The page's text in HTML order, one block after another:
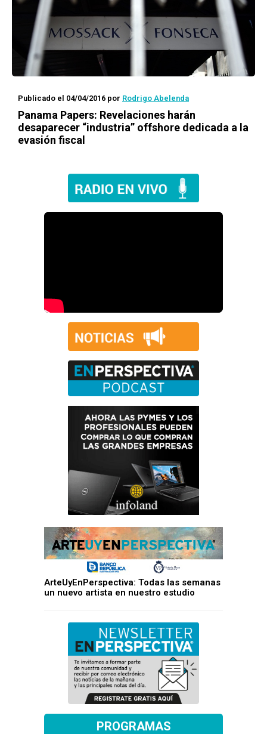
Publicado el 04/04/2016 por Rodrigo Abelenda
Panama Papers: Revelaciones harán
desaparecer “industria” offshore dedicada a la
evasión fiscal
ArteUyEnPerspectiva: Todas las semanas
un nuevo artista en nuestro estudio
PROGRAMAS